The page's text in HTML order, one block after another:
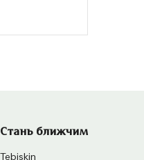
Стань ближчим
Tebiskin